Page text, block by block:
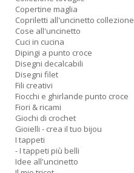
Copertine maglia
Copriletti all'uncinetto collezione
Cose all'uncinetto
Cuci in cucina
Dipingi a punto croce
Disegni decalcabili
Disegni filet
Fili creativi
Fiocchi e ghirlande punto croce
Fiori & ricami
Giochi di crochet
Gioielli - crea il tuo bijou
I tappeti
- I tappeti più belli
Idee all'uncinetto